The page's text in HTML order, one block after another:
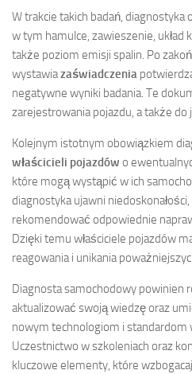
W trakcie takich badań, diagnostyka
w tym hamulce, zawieszenie, układ
także poziom emisji spalin. Po
wystawiazaświadczenia
negatywne wyniki badania. Te
zarejestrowania pojazdu, a także do
Kolejnym istotnym obowiązkiem
właścicieli pojazdów o
które mogą wystąpić w ich
diagnostyka ujawni
rekomendować odpowiednie
Dzięki temu właściciele pojazdów
reagowania i unikania
Diagnosta samochodowy powinien
aktualizować swoją wiedzę oraz
nowym technologiom i standardom
Uczestnictwo w szkoleniach oraz
kluczowe elementy, które